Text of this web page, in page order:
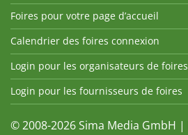
Foires pour votre page d’accueil
Calendrier des foires connexion
Login pour les organisateurs de foires
Login pour les fournisseurs de foires
© 2008-2026 Sima Media GmbH |